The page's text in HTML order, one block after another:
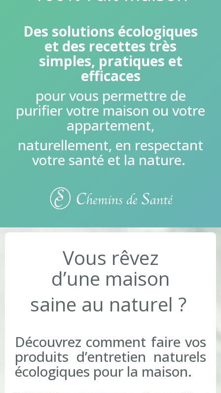
Des solutions écologiques
et des recettes très
simples, pratiques et
efficaces
pour vous permettre de
purifier votre maison ou votre
appartement,
naturellement, en respectant
votre santé et la nature.
Vous rêvez
d’une maison
saine au naturel ?
Découvrez comment faire vos
produits d’entretien naturels
écologiques pour la maison.